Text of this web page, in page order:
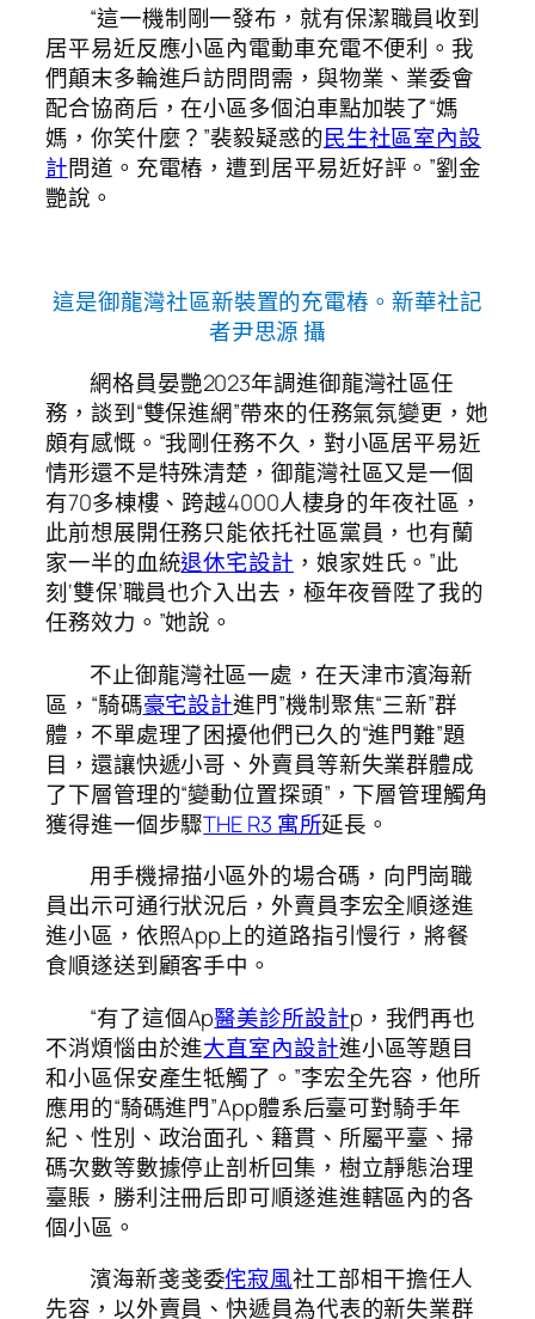
“這一機制剛一發布，就有保潔職員收到
居平易近反應小區內電動車充電不便利。我
們顛末多輪進戶訪問問需，與物業、業委會
配合協商后，在小區多個泊車點加裝了“媽
媽，你笑什麼？”裴毅疑惑的民生社區室內設
計問道。充電樁，遭到居平易近好評。”劉金
艷說。
這是御龍灣社區新裝置的充電樁。新華社記
者尹思源 攝
網格員晏艷2023年調進御龍灣社區任
務，談到“雙保進網”帶來的任務氣氛變更，她
頗有感慨。“我剛任務不久，對小區居平易近
情形還不是特殊清楚，御龍灣社區又是一個
有70多棟樓、跨越4000人棲身的年夜社區，
此前想展開任務只能依托社區黨員，也有蘭
家一半的血統退休宅設計 ，娘家姓氏。”此
刻‘雙保’職員也介入出去，極年夜晉陞了我的
任務效力。”她說。
不止御龍灣社區一處，在天津市濱海新
區，“騎碼豪宅設計進門”機制聚焦“三新”群
體，不單處理了困擾他們已久的“進門難”題
目，還讓快遞小哥、外賣員等新失業群體成
了下層管理的“變動位置探頭”，下層管理觸角
獲得進一個步驟THE R3 寓所延長。
用手機掃描小區外的場合碼，向門崗職
員出示可通行狀況后，外賣員李宏全順遂進
進小區，依照App上的道路指引慢行，將餐
食順遂送到顧客手中。
“有了這個Ap醫美診所設計p，我們再也
不消煩惱由於進大直室內設計進小區等題目
和小區保安產生牴觸了。”李宏全先容，他所
應用的“騎碼進門”App體系后臺可對騎手年
紀、性別、政治面孔、籍貫、所屬平臺、掃
碼次數等數據停止剖析回集，樹立靜態治理
臺賬，勝利注冊后即可順遂進進轄區內的各
個小區。
濱海新戔戔委侘寂風社工部相干擔任人
先容，以外賣員、快遞員為代表的新失業群